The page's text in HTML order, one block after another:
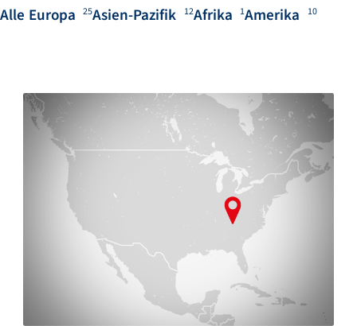
Alle Europa 25Asien-Pazifik 12Afrika 1Amerika 10